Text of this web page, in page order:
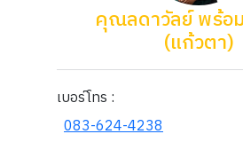
คุณลดาวัลย์ พร้อ
(แก้วตา)
เบอร์โทร :
083-624-4238